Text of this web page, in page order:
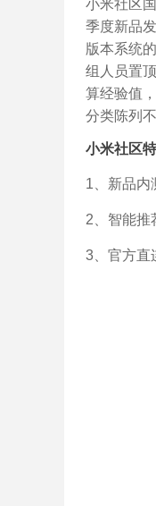
小米社区
季度新品
版本系统
组人员置
算经验值
分类陈列
小米社区
1、新品内
2、智能推
3、官方直